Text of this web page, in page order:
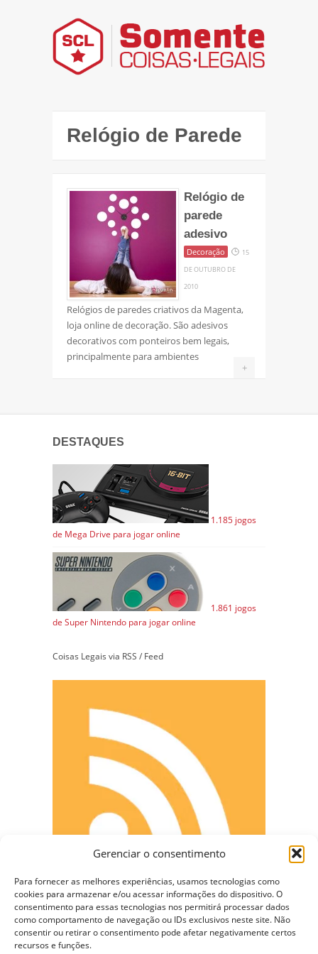
Gerenciar o consentimento
Para fornecer as melhores experiências, usamos tecnologias como
cookies para armazenar e/ou acessar informações do dispositivo. O
consentimento para essas tecnologias nos permitirá processar dados
como comportamento de navegação ou IDs exclusivos neste site. Não
consentir ou retirar o consentimento pode afetar negativamente certos
recursos e funções.
Relógio de Parede
Relógio de
parede
adesivo
Decoração
15
DE OUTUBRO DE
2010
Relógios de paredes criativos da Magenta,
loja online de decoração. São adesivos
decorativos com ponteiros bem legais,
principalmente para ambientes
+
DESTAQUES
1.185 jogos
de Mega Drive para jogar online
1.861 jogos
de Super Nintendo para jogar online
Coisas Legais via RSS / Feed
CONECTE-SE